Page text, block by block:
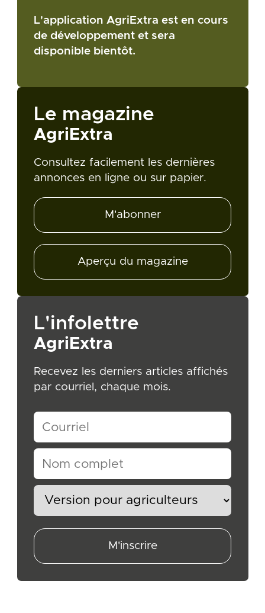
L'application AgriExtra est en cours
de développement et sera
disponible bientôt.
Le magazine
AgriExtra
Consultez facilement les dernières
annonces en ligne ou sur papier.
M'abonner
Aperçu du magazine
L'infolettre
AgriExtra
Recevez les derniers articles affichés
par courriel, chaque mois.
M'inscrire